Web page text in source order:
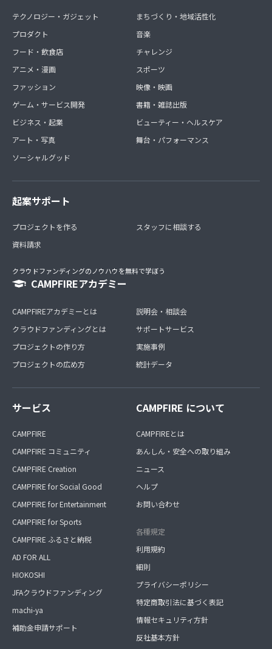
テクノロジー・ガジェット
プロダクト
フード・飲食店
アニメ・漫画
ファッション
ゲーム・サービス開発
ビジネス・起業
アート・写真
ソーシャルグッド
まちづくり・地域活性化
音楽
チャレンジ
スポーツ
映像・映画
書籍・雑誌出版
ビューティー・ヘルスケア
舞台・パフォーマンス
起案サポート
プロジェクトを作る
資料請求
スタッフに相談する
クラウドファンディングのノウハウを無料で学ぼう
CAMPFIREアカデミー
CAMPFIREアカデミーとは
クラウドファンディングとは
プロジェクトの作り方
プロジェクトの広め方
説明会・相談会
サポートサービス
実施事例
統計データ
サービス
CAMPFIRE
CAMPFIRE コミュニティ
CAMPFIRE Creation
CAMPFIRE for Social Good
CAMPFIRE for Entertainment
CAMPFIRE for Sports
CAMPFIRE ふるさと納税
AD FOR ALL
HIOKOSHI
JFAクラウドファンディング
machi-ya
補助金申請サポート
CAMPFIRE について
CAMPFIREとは
あんしん・安全への取り組み
ニュース
ヘルプ
お問い合わせ
各種規定
利用規約
細則
プライバシーポリシー
特定商取引法に基づく表記
情報セキュリティ方針
反社基本方針